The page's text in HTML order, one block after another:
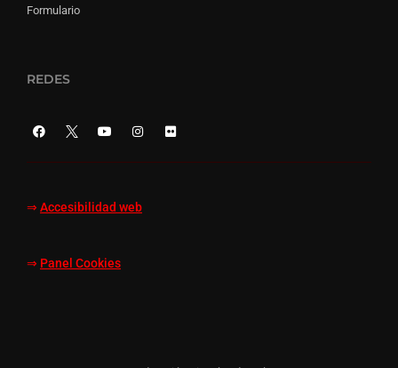
Formulario
REDES
⇒ Accesibilidad web
⇒ Panel Cookies